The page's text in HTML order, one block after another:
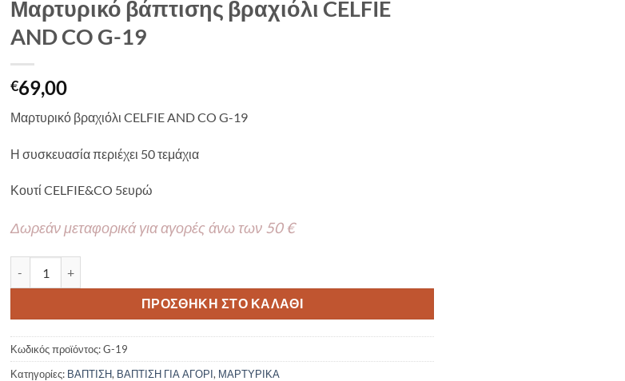
Μαρτυρικό βάπτισης βραχιόλι CELFIE
AND CO G-19
€69,00
Μαρτυρικό βραχιόλι CELFIE AND CO G-19
Η συσκευασία περιέχει 50 τεμάχια
Κουτί CELFIE&CO 5ευρώ
Δωρεάν μεταφορικά για αγορές άνω των 50 €
ΠΡΟΣΘΉΚΗ ΣΤΟ ΚΑΛΆΘΙ
Κωδικός προϊόντος:G-19
Κατηγορίες: ΒΑΠΤΙΣΗ, ΒΑΠΤΙΣΗ ΓΙΑ ΑΓΟΡΙ, ΜΑΡΤΥΡΙΚΑ